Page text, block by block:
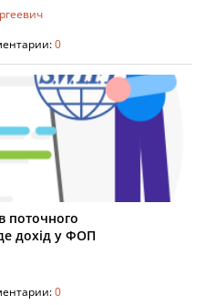
0
поточного
дохід у ФОП
0